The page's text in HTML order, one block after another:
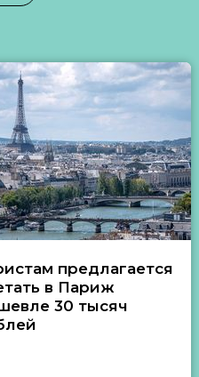
предлагается
в Париж
30 тысяч